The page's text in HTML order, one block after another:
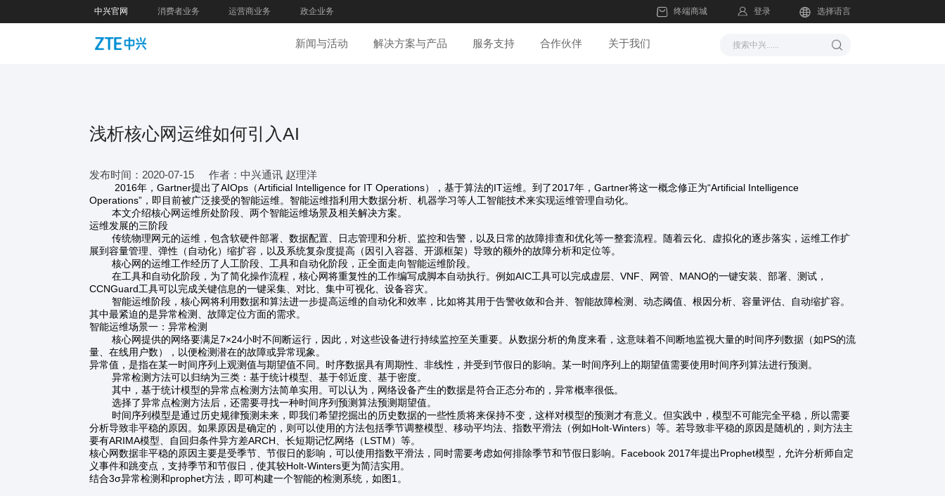
中兴官网 消费者业务 运营商业务 政企业务 终端商城 登录 选择语言
新闻与活动 解决方案与产品 服务支持 合作伙伴 关于我们
浅析核心网运维如何引入AI
发布时间：2020-07-15 作者：中兴通讯 赵理洋
2016年，Gartner提出了AIOps（Artificial Intelligence for IT Operations），基于算法的IT运维。到了2017年，Gartner将这一概念修正为“Artificial Intelligence
Operations”，即目前被广泛接受的智能运维。智能运维指利用大数据分析、机器学习等人工智能技术来实现运维管理自动化。
本文介绍核心网运维所处阶段、两个智能运维场景及相关解决方案。
运维发展的三阶段
传统物理网元的运维，包含软硬件部署、数据配置、日志管理和分析、监控和告警，以及日常的故障排查和优化等一整套流程。随着云化、虚拟化的逐步落实，运维工作扩
展到容量管理、弹性（自动化）缩扩容，以及系统复杂度提高（因引入容器、开源框架）导致的额外的故障分析和定位等。
核心网的运维工作经历了人工阶段、工具和自动化阶段，正全面走向智能运维阶段。
在工具和自动化阶段，为了简化操作流程，核心网将重复性的工作编写成脚本自动执行。例如AIC工具可以完成虚层、VNF、网管、MANO的一键安装、部署、测试，
CCNGuard工具可以完成关键信息的一键采集、对比、集中可视化、设备容灾。
智能运维阶段，核心网将利用数据和算法进一步提高运维的自动化和效率，比如将其用于告警收敛和合并、智能故障检测、动态阈值、根因分析、容量评估、自动缩扩容。
其中最紧迫的是异常检测、故障定位方面的需求。
智能运维场景一：异常检测
核心网提供的网络要满足7×24小时不间断运行，因此，对这些设备进行持续监控至关重要。从数据分析的角度来看，这意味着不间断地监视大量的时间序列数据（如PS的流
量、在线用户数），以便检测潜在的故障或异常现象。
异常值，是指在某一时间序列上观测值与期望值不同。时序数据具有周期性、非线性，并受到节假日的影响。某一时间序列上的期望值需要使用时间序列算法进行预测。
异常检测方法可以归纳为三类：基于统计模型、基于邻近度、基于密度。
其中，基于统计模型的异常点检测方法简单实用。可以认为，网络设备产生的数据是符合正态分布的，异常概率很低。
选择了异常点检测方法后，还需要寻找一种时间序列预测算法预测期望值。
时间序列模型是通过历史规律预测未来，即我们希望挖掘出的历史数据的一些性质将来保持不变，这样对模型的预测才有意义。但实践中，模型不可能完全平稳，所以需要
分析导致非平稳的原因。如果原因是确定的，则可以使用的方法包括季节调整模型、移动平均法、指数平滑法（例如Holt-Winters）等。若导致非平稳的原因是随机的，则方法主
要有ARIMA模型、自回归条件异方差ARCH、长短期记忆网络（LSTM）等。
核心网数据非平稳的原因主要是受季节、节假日的影响，可以使用指数平滑法，同时需要考虑如何排除季节和节假日影响。Facebook 2017年提出Prophet模型，允许分析师自定
义事件和跳变点，支持季节和节假日，使其较Holt-Winters更为简洁实用。
结合3σ异常检测和prophet方法，即可构建一个智能的检测系统，如图1。